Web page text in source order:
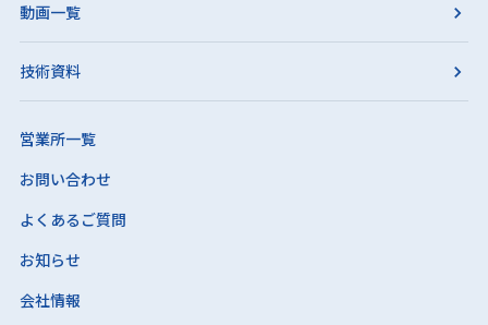
動画一覧
技術資料
営業所一覧
お問い合わせ
よくあるご質問
お知らせ
会社情報